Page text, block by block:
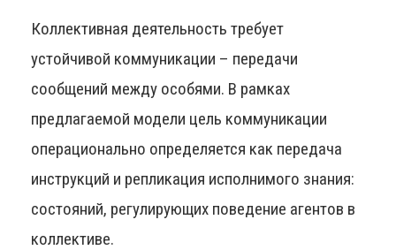
Коллективная деятельность требует
устойчивой коммуникации – передачи
сообщений между особями. В рамках
предлагаемой модели цель коммуникации
операционально определяется как передача
инструкций и репликация исполнимого знания:
состояний, регулирующих поведение агентов в
коллективе.